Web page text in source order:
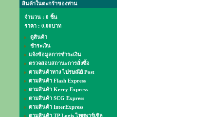
สินค้าในตะกร้าของท่าน
จำนวน : 0 ชิ้น
ราคา : 0.00บาท
ดูสินค้า
ชำระเงิน
แจ้งข้อมูลการชำระเงิน
ตรวจสอบสถานะการสั่งซื้อ
ตามสินค้าทาง ไปรษณีย์ Post
ตามสินค้า Flash Express
ตามสินค้า Kerry Express
ตามสินค้า SCG Express
ตามสินค้า InterExpress
ตามสินค้า TP Logis ไทยพาร์เซิล